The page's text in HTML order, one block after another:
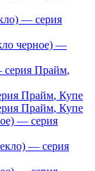
— серия
черное) —
Прайм,
Прайм, Купе
Прайм, Купе
— серия
— серия